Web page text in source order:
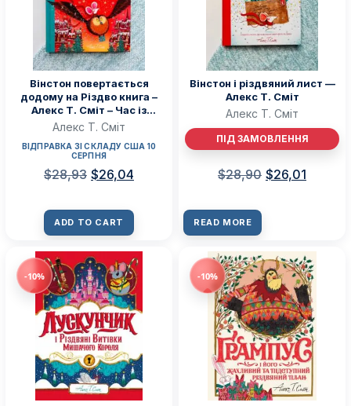
Вінстон повертається
додому на Різдво книга –
Алекс Т. Сміт – Час із
книгою – Жорж
Алекс Т. Сміт
ВІДПРАВКА ЗІ СКЛАДУ США 10
СЕРПНЯ
$28,93 $26,04
ADD TO CART
Вінстон і різдвяний лист —
Алекс Т. Сміт
Алекс Т. Сміт
ПІД ЗАМОВЛЕННЯ
$28,90 $26,01
READ MORE
-10% -10%